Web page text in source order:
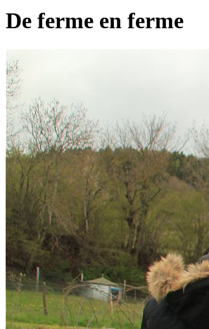
De ferme en ferme